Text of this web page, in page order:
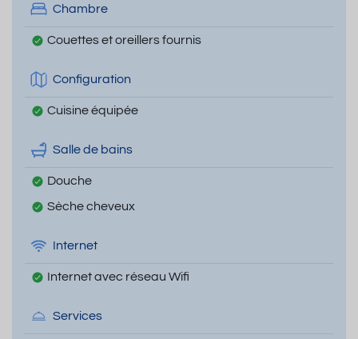
Chambre
Couettes et oreillers fournis
Configuration
Cuisine équipée
Salle de bains
Douche
Sèche cheveux
Internet
Internet avec réseau Wifi
Services